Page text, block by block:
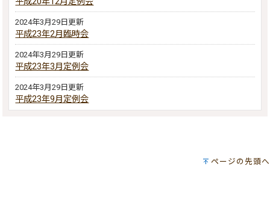
2024年3月29日更新
平成23年2月臨時会
2024年3月29日更新
平成23年3月定例会
2024年3月29日更新
平成23年9月定例会
ページの先頭へ